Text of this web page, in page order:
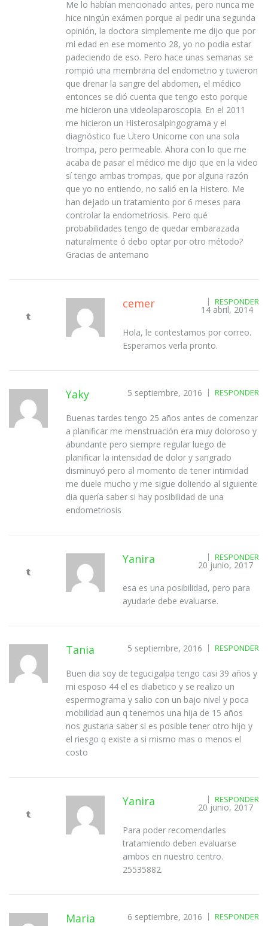
Me lo habían mencionado antes, pero nunca me
hice ningún exámen porque al pedir una segunda
opinión, la doctora simplemente me dijo que por
mi edad en ese momento 28, yo no podia estar
padeciendo de eso. Pero hace unas semanas se
rompió una membrana del endometrio y tuvieron
que drenar la sangre del abdomen, el médico
entonces se dió cuenta que tengo esto porque
me hicieron una videolaparoscopia. En el 2011
me hicieron un Histerosalpingograma y el
diagnóstico fue Utero Unicorne con una sola
trompa, pero permeable. Ahora con lo que me
acaba de pasar el médico me dijo que en la video
sí tengo ambas trompas, que por alguna razón
que yo no entiendo, no salió en la Histero. Me
han dejado un tratamiento por 6 meses para
controlar la endometriosis. Pero qué
probabilidades tengo de quedar embarazada
naturalmente ó debo optar por otro método?
Gracias de antemano
cemer RESPONDER
14 abril, 2014
Hola, le contestamos por correo.
Esperamos verla pronto.
Yaky RESPONDER
5 septiembre, 2016
Buenas tardes tengo 25 años antes de comenzar
a planificar me menstruación era muy doloroso y
abundante pero siempre regular luego de
planificar la intensidad de dolor y sangrado
disminuyó pero al momento de tener intimidad
me duele mucho y me sigue doliendo al siguiente
dia quería saber si hay posibilidad de una
endometriosis
Yanira RESPONDER
20 junio, 2017
esa es una posibilidad, pero para
ayudarle debe evaluarse.
Tania RESPONDER
5 septiembre, 2016
Buen dia soy de tegucigalpa tengo casi 39 años y
mi esposo 44 el es diabetico y se realizo un
espermograma y salio con un bajo nivel y poca
mobilidad aun q tenemos una hija de 15 años
nos gustaria saber si es posible tener otro hijo y
el riesgo q existe a si mismo mas o menos el
costo
Yanira RESPONDER
20 junio, 2017
Para poder recomendarles
tratamiendo deben evaluarse
ambos en nuestro centro.
25535882.
Maria RESPONDER
6 septiembre, 2016